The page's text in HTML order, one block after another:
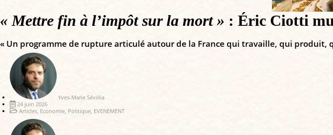
« Mettre fin à l’impôt sur la mort » : Éric Ciotti
« Un programme de rupture articulé autour de la France qui travaille, qui produit,
Yves-Marie Sévillia
24 juin 2026
Articles Economie Politique EVENEMENT